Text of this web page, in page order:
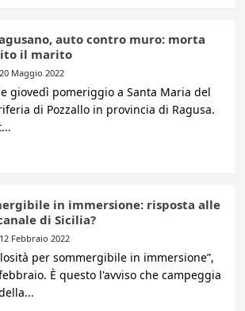
auto contro muro: morta
il marito
20 Maggio 2022
giovedì pomeriggio a Santa Maria del
di Pozzallo in provincia di Ragusa.
in immersione: risposta alle
di Sicilia?
12 Febbraio 2022
per sommergibile in immersione”,
È questo l'avviso che campeggia